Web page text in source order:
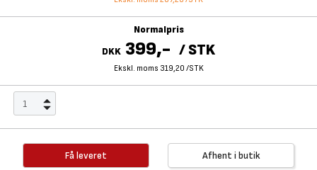
Normalpris
DKK 399,- /STK
Ekskl. moms 319,20 /STK
Få leveret Afhent i butik